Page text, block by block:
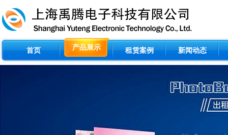
首页 产品展示 租赁案例 新闻动态